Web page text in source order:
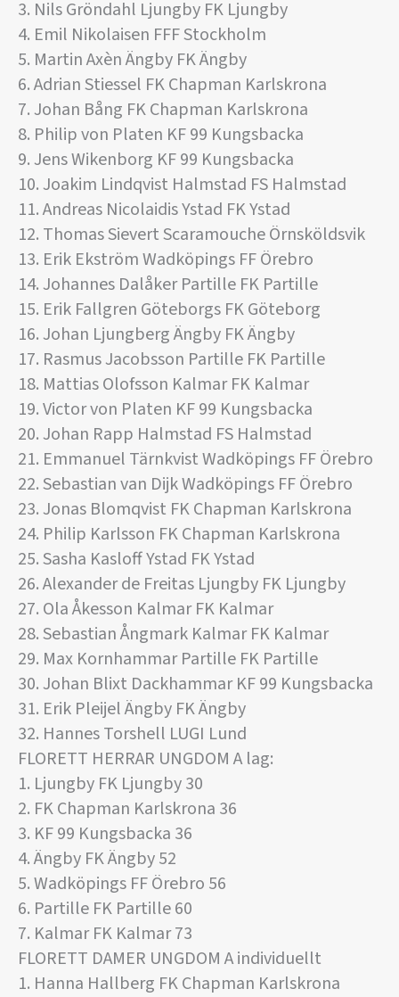
3. Nils Gröndahl Ljungby FK Ljungby
4. Emil Nikolaisen FFF Stockholm
5. Martin Axèn Ängby FK Ängby
6. Adrian Stiessel FK Chapman Karlskrona
7. Johan Bång FK Chapman Karlskrona
8. Philip von Platen KF 99 Kungsbacka
9. Jens Wikenborg KF 99 Kungsbacka
10. Joakim Lindqvist Halmstad FS Halmstad
11. Andreas Nicolaidis Ystad FK Ystad
12. Thomas Sievert Scaramouche Örnsköldsvik
13. Erik Ekström Wadköpings FF Örebro
14. Johannes Dalåker Partille FK Partille
15. Erik Fallgren Göteborgs FK Göteborg
16. Johan Ljungberg Ängby FK Ängby
17. Rasmus Jacobsson Partille FK Partille
18. Mattias Olofsson Kalmar FK Kalmar
19. Victor von Platen KF 99 Kungsbacka
20. Johan Rapp Halmstad FS Halmstad
21. Emmanuel Tärnkvist Wadköpings FF Örebro
22. Sebastian van Dijk Wadköpings FF Örebro
23. Jonas Blomqvist FK Chapman Karlskrona
24. Philip Karlsson FK Chapman Karlskrona
25. Sasha Kasloff Ystad FK Ystad
26. Alexander de Freitas Ljungby FK Ljungby
27. Ola Åkesson Kalmar FK Kalmar
28. Sebastian Ångmark Kalmar FK Kalmar
29. Max Kornhammar Partille FK Partille
30. Johan Blixt Dackhammar KF 99 Kungsbacka
31. Erik Pleijel Ängby FK Ängby
32. Hannes Torshell LUGI Lund
FLORETT HERRAR UNGDOM A lag:
1. Ljungby FK Ljungby 30
2. FK Chapman Karlskrona 36
3. KF 99 Kungsbacka 36
4. Ängby FK Ängby 52
5. Wadköpings FF Örebro 56
6. Partille FK Partille 60
7. Kalmar FK Kalmar 73
FLORETT DAMER UNGDOM A individuellt
1. Hanna Hallberg FK Chapman Karlskrona